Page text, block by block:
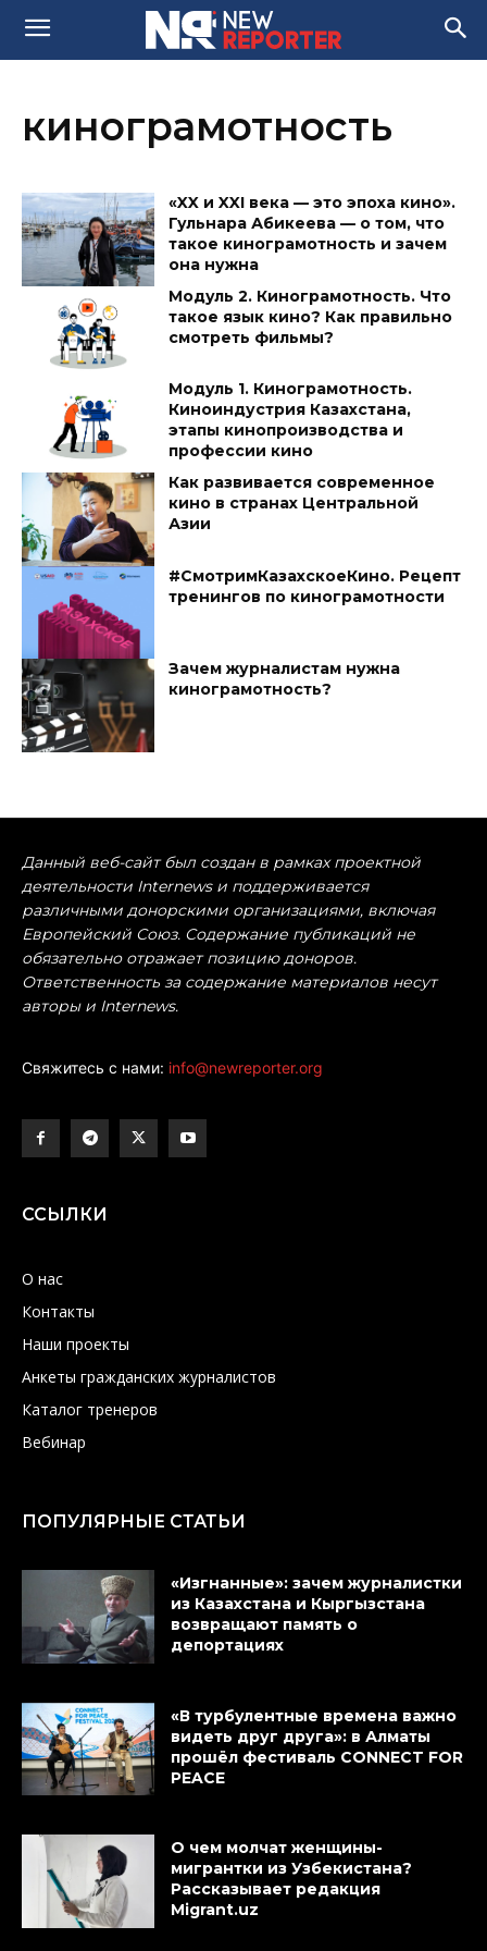
кинограмотность
«XX и XXI века — это эпоха кино».
Гульнара Абикеева — о том, что
такое кинограмотность и зачем
она нужна
Модуль 2. Кинограмотность. Что
такое язык кино? Как правильно
смотреть фильмы?
Модуль 1. Кинограмотность.
Киноиндустрия Казахстана,
этапы кинопроизводства и
профессии кино
Как развивается современное
кино в странах Центральной
Азии
#СмотримКазахскоеКино. Рецепт
тренингов по кинограмотности
Зачем журналистам нужна
кинограмотность?
Данный веб-сайт был создан в рамках проектной
деятельности Internews и поддерживается
различными донорскими организациями, включая
Европейский Союз. Содержание публикаций не
обязательно отражает позицию доноров.
Ответственность за содержание материалов несут
авторы и Internews.
Свяжитесь с нами: info@newreporter.org
ССЫЛКИ
О нас
Контакты
Наши проекты
Анкеты гражданских журналистов
Каталог тренеров
Вебинар
ПОПУЛЯРНЫЕ СТАТЬИ
«Изгнанные»: зачем журналистки
из Казахстана и Кыргызстана
возвращают память о
депортациях
«В турбулентные времена важно
видеть друг друга»: в Алматы
прошёл фестиваль CONNECT FOR
PEACE
О чем молчат женщины-
мигрантки из Узбекистана?
Рассказывает редакция
Migrant.uz